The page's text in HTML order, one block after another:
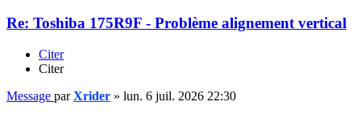
Re: Toshiba 175R9F - Problème alignement vertical
Citer
Citer
Message parXrider » lun. 6 juil. 2026 22:30